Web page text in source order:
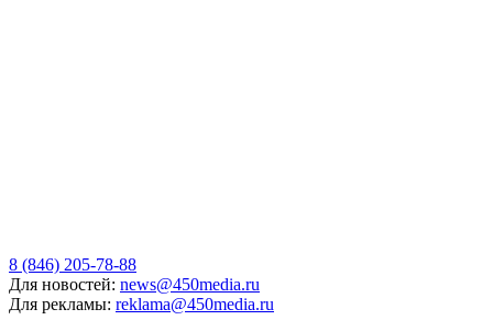
8 (846) 205-78-88
Для новостей: news@450media.ru
Для рекламы: reklama@450media.ru